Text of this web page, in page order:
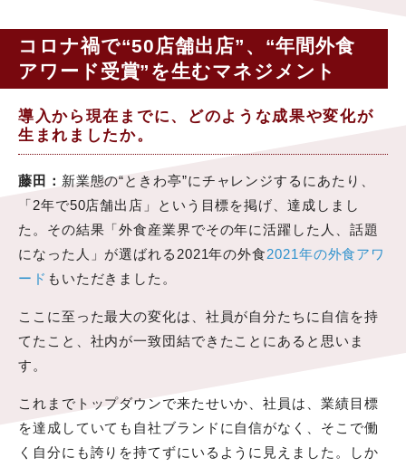
コロナ禍で“50店舗出店”、“年間外食
アワード受賞”を生むマネジメント
導入から現在までに、どのような成果や変化が
生まれましたか。
藤田： 新業態の“ときわ亭”にチャレンジするにあたり、
「2年で50店舗出店」という目標を掲げ、達成しまし
た。その結果「外食産業界でその年に活躍した人、話題
になった人」が選ばれる2021年の外食2021年の外食アワ
ード もいただきました。
ここに至った最大の変化は、社員が自分たちに自信を持
てたこと、社内が一致団結できたことにあると思いま
す。
これまでトップダウンで来たせいか、社員は、業績目標
を達成していても自社ブランドに自信がなく、そこで働
く自分にも誇りを持てずにいるように見えました。しか